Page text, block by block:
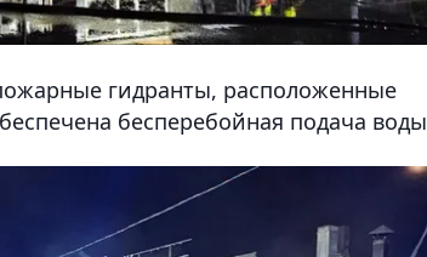
гидранты, расположенные
бесперебойная подача